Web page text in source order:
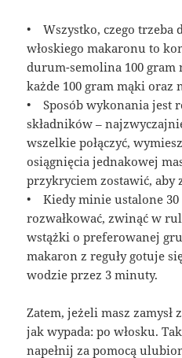
• Wszystko, czego trzeba
włoskiego makaronu to
durum-semolina 100 gram
każde 100 gram mąki oraz
• Sposób wykonania jest
składników –
wszelkie połączyć,
osiągnięcia jednakowej
przykryciem zostawić, aby
• Kiedy minie ustalone 30
rozwałkować, zwinąć w
wstążki o preferowanej
makaron z reguły gotuje
wodzie przez 3 minuty.
Zatem, jeżeli masz
jak wypada: po włosku.
napełnij za pomocą